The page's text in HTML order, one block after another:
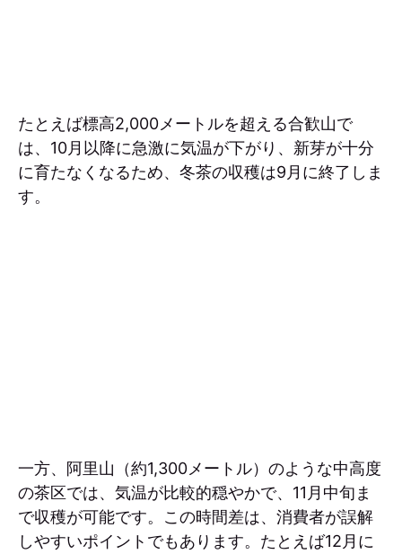
たとえば標高2,000メートルを超える合歓山で
は、10月以降に急激に気温が下がり、新芽が十分
に育たなくなるため、冬茶の収穫は9月に終了しま
す。
一方、阿里山（約1,300メートル）のような中高度
の茶区では、気温が比較的穏やかで、11月中旬ま
で収穫が可能です。この時間差は、消費者が誤解
しやすいポイントでもあります。たとえば12月に